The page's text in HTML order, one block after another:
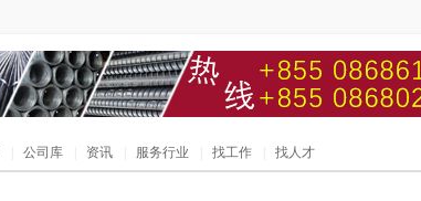
公司库 资讯 服务行业 找工作 找人才